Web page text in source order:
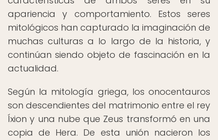
apariencia y comportamiento. Estos seres
mitológicos han capturado la imaginación de
muchas culturas a lo largo de la historia, y
continúan siendo objeto de fascinación en la
actualidad.
Según la mitología griega, los onocentauros
son descendientes del matrimonio entre el rey
Íxion y una nube que Zeus transformó en una
copia de Hera. De esta unión nacieron los